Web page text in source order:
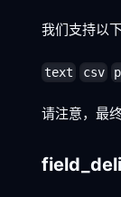
我们支持以
text csv
请注意，最